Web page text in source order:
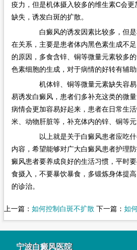
疫力，但是机体摄入较多的维生素C会
缺失，诱发白斑的扩散。
白癜风的诱发因素比较多，但是
在关系，主要是患者体内黑色素生成不
的原因，多食含锌、铜等微量元素较多
色素细胞的生成，对于病情的好转有辅助
机体锌、铜等微量元素缺失容易
易诱发白癜风，患者们多补充这类的微
病情会更加容易好起来，患者在日常生
米、动物肝脏等，补充体内的锌、铜等元
以上就是关于白癜风患者应吃什
内容，希望能够对广大白癜风患者护理
癜风患者要养成良好的生活习惯，平时
食摄入，不要暴饮暴食，多锻炼身体提
的诊治。
上一篇： 如何控制白斑不扩散下一篇： 如
宁波白癜风医院